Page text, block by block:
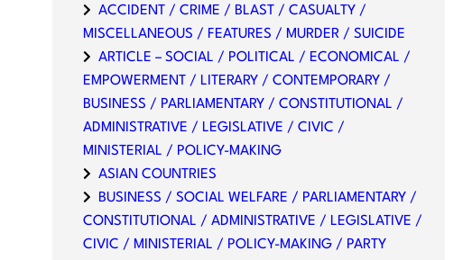
ACCIDENT / CRIME / BLAST / CASUALTY /
MISCELLANEOUS / FEATURES / MURDER / SUICIDE
ARTICLE – SOCIAL / POLITICAL / ECONOMICAL /
EMPOWERMENT / LITERARY / CONTEMPORARY /
BUSINESS / PARLIAMENTARY / CONSTITUTIONAL /
ADMINISTRATIVE / LEGISLATIVE / CIVIC /
MINISTERIAL / POLICY-MAKING
ASIAN COUNTRIES
BUSINESS / SOCIAL WELFARE / PARLIAMENTARY /
CONSTITUTIONAL / ADMINISTRATIVE / LEGISLATIVE /
CIVIC / MINISTERIAL / POLICY-MAKING / PARTY